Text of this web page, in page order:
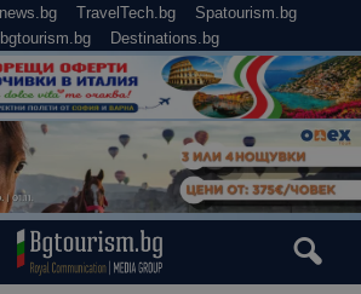
TravelTech.bg
Spatourism.bg
Destinations.bg